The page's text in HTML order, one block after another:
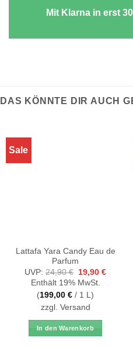
Mit Klarna in erst
DAS KÖNNTE DIR AUCH
Sale
Lattafa Yara Candy Eau de
Parfum
UVP: 24,90€
Ursprünglicher
Preis
war:
24,90 €
19,90€Aktueller
Enthält 19% MwSt.
(199,00 € / 1 L)
zzgl. Versand
In den Warenkorb